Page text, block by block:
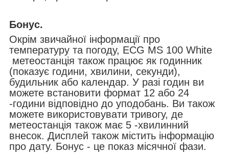
Бонус.
Окрім звичайної інформації про
температуру та погоду, ECG MS 100 White
метеостанція також працює як годинник
(показує години, хвилини, секунди),
будильник або календар. У разі годин ви
можете встановити формат 12 або 24
-години відповідно до уподобань. Ви також
можете використовувати тривогу, де
метеостанція також має 5 -хвилинний
внесок. Дисплей також містить інформацію
про дату. Бонус - це показ місячної фази.